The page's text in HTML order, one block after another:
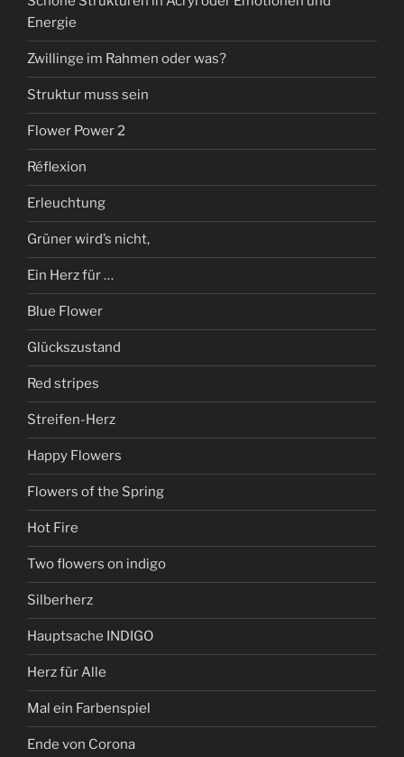
Energie
Zwillinge im Rahmen oder was?
Struktur muss sein
Flower Power 2
Réflexion
Erleuchtung
Grüner wird’s nicht,
Ein Herz für …
Blue Flower
Glückszustand
Red stripes
Streifen-Herz
Happy Flowers
Flowers of the Spring
Hot Fire
Two flowers on indigo
Silberherz
Hauptsache INDIGO
Herz für Alle
Mal ein Farbenspiel
Ende von Corona